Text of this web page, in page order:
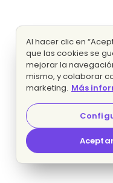
Al hacer clic en
que las cookies se
mejorar la
mismo, y colaborar
marketing. Más